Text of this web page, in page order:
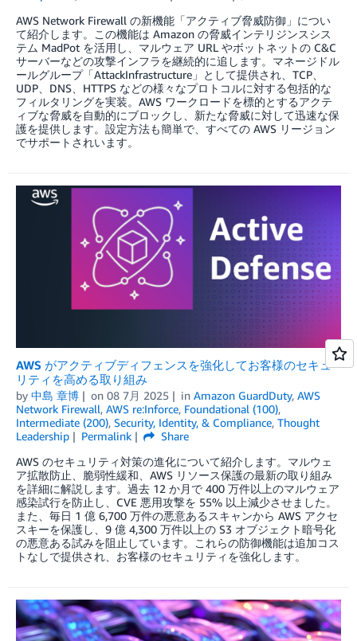
AWS Network Firewall の新機能「アクティブ脅威防御」につい
て紹介します。この機能は Amazon の脅威インテリジンスシス
テム MadPot を活用し、マルウェア URL やボットネットの C&C
サーバーなどの攻撃インフラを継続的に追します。マネージドル
ールグループ「AttackInfrastructure」として提供され、TCP、
UDP、DNS、HTTPS などの様々なプロトコルに対する包括的な
フィルタリングを実装。AWS ワークロードを標的とするアクテ
ィブな脅威を自動的にブロックし、新たな脅威に対して迅速な保
護を提供します。設定方法も簡単で、すべての AWS リージョン
でサポートされいます。
AWS がアクティブディフェンスを強化してお客様のセキュ
リティを高める取り組み
by 中島 章博 on 08 7月 2025 in Amazon GuardDuty, AWS
Network Firewall, AWS re:Inforce, Foundational (100),
Intermediate (200), Security, Identity, & Compliance, Thought
Leadership
Permalink
Share
AWS のセキュリティ対策の進化について紹介します。マルウェ
ア拡散防止、脆弱性緩和、AWS リソース保護の最新の取り組み
を詳細に解説します。過去 12 か月で 400 万件以上のマルウェア
感染試行を防止し、CVE 悪用攻撃を 55% 以上減少させました。
また、毎日 1 億 6,700 万件の悪意あるスキャンから AWS アクセ
スキーを保護し、9 億 4,300 万件以上の S3 オブジェクト暗号化
の悪意ある試みを阻止しています。これらの防御機能は追加コス
トなしで提供され、お客様のセキュリティを強化します。